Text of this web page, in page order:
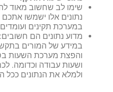
שימו לב שחשוב מאוד
נתונים אלו ישמשו
במערכת תקינים
מדוע נתונים הם
במידע של המורים
והפצת מערכת השעות
ושעות עבודה וכדומה.
ולמלא את הנתונים ככל